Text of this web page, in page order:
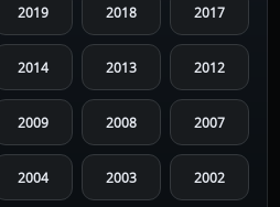
2019 2018 2017
2014 2013 2012
2009 2008 2007
2004 2003 2002